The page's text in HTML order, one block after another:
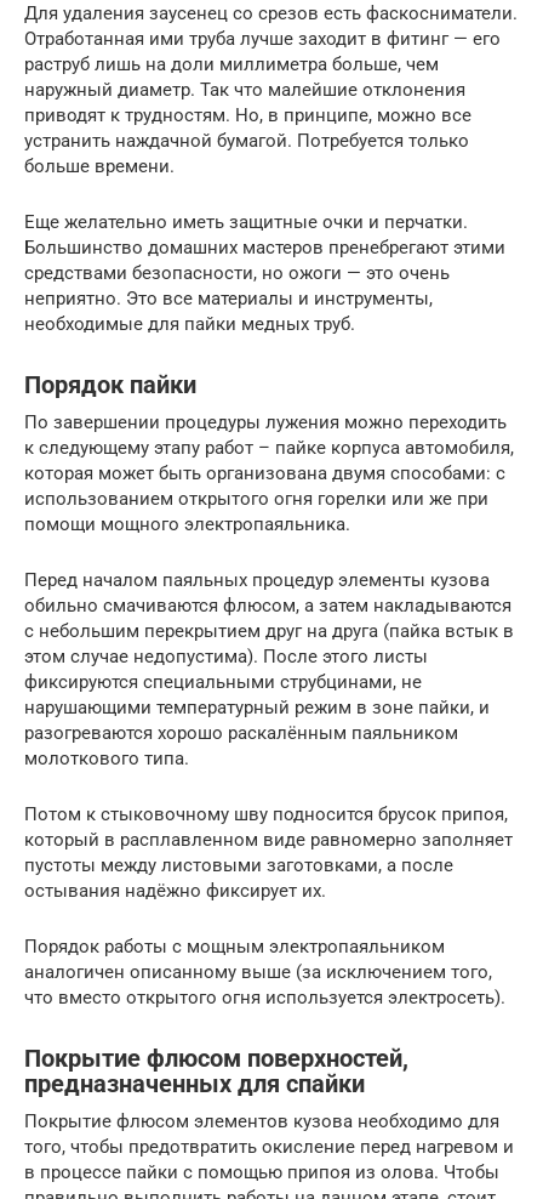
Для удаления заусенец со срезов есть фаскосниматели.
Отработанная ими труба лучше заходит в фитинг — его
раструб лишь на доли миллиметра больше, чем
наружный диаметр. Так что малейшие отклонения
приводят к трудностям. Но, в принципе, можно все
устранить наждачной бумагой. Потребуется только
больше времени.
Еще желательно иметь защитные очки и перчатки.
Большинство домашних мастеров пренебрегают этими
средствами безопасности, но ожоги — это очень
неприятно. Это все материалы и инструменты,
необходимые для пайки медных труб.
Порядок пайки
По завершении процедуры лужения можно переходить
к следующему этапу работ – пайке корпуса автомобиля,
которая может быть организована двумя способами: с
использованием открытого огня горелки или же при
помощи мощного электропаяльника.
Перед началом паяльных процедур элементы кузова
обильно смачиваются флюсом, а затем накладываются
с небольшим перекрытием друг на друга (пайка встык в
этом случае недопустима). После этого листы
фиксируются специальными струбцинами, не
нарушающими температурный режим в зоне пайки, и
разогреваются хорошо раскалённым паяльником
молоткового типа.
Потом к стыковочному шву подносится брусок припоя,
который в расплавленном виде равномерно заполняет
пустоты между листовыми заготовками, а после
остывания надёжно фиксирует их.
Порядок работы с мощным электропаяльником
аналогичен описанному выше (за исключением того,
что вместо открытого огня используется электросеть).
Покрытие флюсом поверхностей,
предназначенных для спайки
Покрытие флюсом элементов кузова необходимо для
того, чтобы предотвратить окисление перед нагревом и
в процессе пайки с помощью припоя из олова. Чтобы